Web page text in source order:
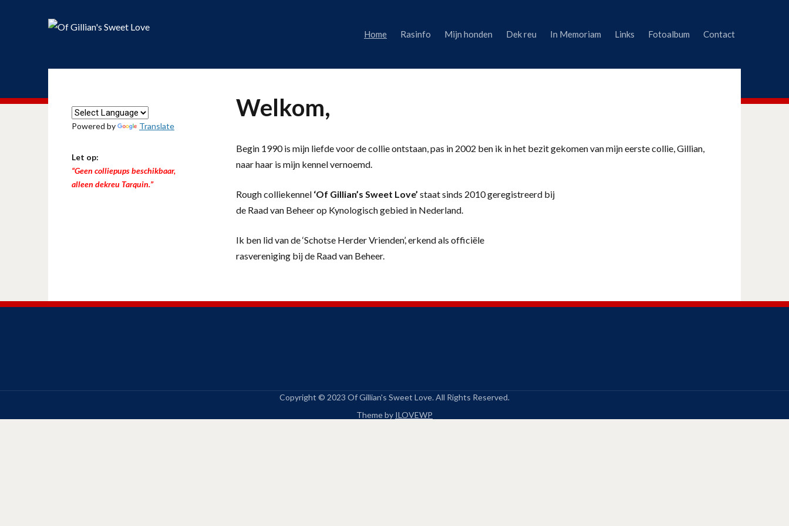
Home Rasinfo Mijn honden Dek reu In Memoriam Links Fotoalbum Contact
Welkom,
Begin 1990 is mijn liefde voor de collie ontstaan, pas in 2002 ben ik in het bezit gekomen van mijn eerste collie, Gillian,
naar haar is mijn kennel vernoemd.
Rough colliekennel ‘Of Gillian’s Sweet Love’ staat sinds 2010 geregistreerd bij
de Raad van Beheer op Kynologisch gebied in Nederland.
Ik ben lid van de ‘Schotse Herder Vrienden’, erkend als officiële
rasvereniging bij de Raad van Beheer.
Powered by Translate
Let op:
“Geen colliepups beschikbaar,
alleen dekreu Tarquin.”
Copyright © 2023 Of Gillian's Sweet Love. All Rights Reserved.
Theme by ILOVEWP